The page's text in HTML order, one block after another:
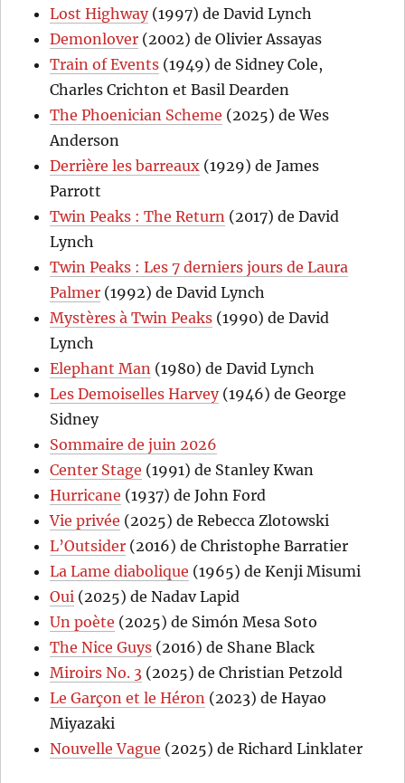
Lost Highway(1997) de David Lynch
Demonlover (2002) de Olivier Assayas
Train of Events (1949) de Sidney Cole,
Charles Crichton et Basil Dearden
The Phoenician Scheme (2025) de Wes
Anderson
Derrière les barreaux (1929) de James
Parrott
Twin Peaks : The Return (2017) de David
Lynch
Twin Peaks : Les 7 derniers jours de Laura
Palmer (1992) de David Lynch
Mystères à Twin Peaks (1990) de David
Lynch
Elephant Man (1980) de David Lynch
Les Demoiselles Harvey(1946) de George
Sidney
Sommaire de juin 2026
Center Stage (1991) de Stanley Kwan
Hurricane (1937) de John Ford
Vie privée (2025) de Rebecca Zlotowski
L’Outsider (2016) de Christophe Barratier
La Lame diabolique (1965) de Kenji Misumi
Oui (2025) de Nadav Lapid
Un poète (2025) de Simón Mesa Soto
The Nice Guys (2016) de Shane Black
Miroirs No. 3 (2025) de Christian Petzold
Le Garçon et le Héron (2023) de Hayao
Miyazaki
Nouvelle Vague (2025) de Richard Linklater